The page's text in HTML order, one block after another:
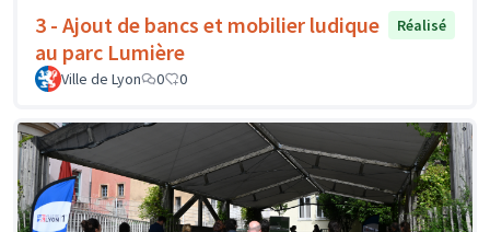
3 - Ajout de bancs et mobilier ludique
au parc Lumière
Réalisé
Ville de Lyon 0 0